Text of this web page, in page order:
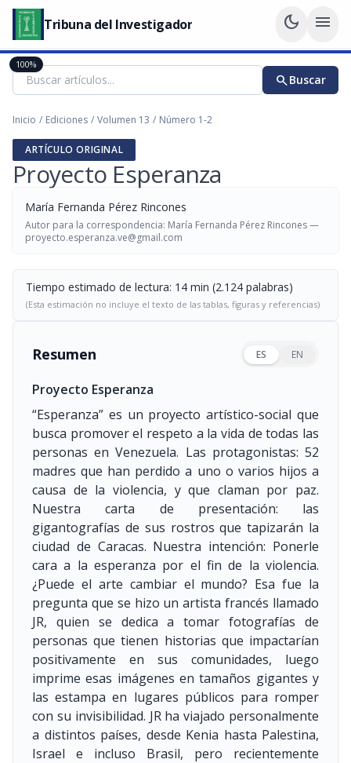
Tribuna del Investigador dark_mode menu
searchBuscar
Inicio / Ediciones / Volumen 13 / Número 1-2
ARTÍCULO ORIGINAL
Proyecto Esperanza
María Fernanda Pérez Rincones
Autor para la correspondencia: María Fernanda Pérez Rincones —
proyecto.esperanza.ve@gmail.com
Tiempo estimado de lectura: 14 min (2.124 palabras)
(Esta estimación no incluye el texto de las tablas, figuras y referencias)
Resumen ES EN
Proyecto Esperanza
“Esperanza” es un proyecto artístico-social que
busca promover el respeto a la vida de todas las
personas en Venezuela. Las protagonistas: 52
madres que han perdido a uno o varios hijos a
causa de la violencia, y que claman por paz.
Nuestra carta de presentación: las
gigantografías de sus rostros que tapizarán la
ciudad de Caracas. Nuestra intención: Ponerle
cara a la esperanza por el fin de la violencia.
¿Puede el arte cambiar el mundo? Esa fue la
pregunta que se hizo un artista francés llamado
JR, quien se dedica a tomar fotografías de
personas que tienen historias que impactarían
positivamente en sus comunidades, luego
imprime esas imágenes en tamaños gigantes y
las estampa en lugares públicos para romper
con su invisibilidad. JR ha viajado personalmente
a distintos países, desde Kenia hasta Palestina,
Israel e incluso Brasil, pero recientemente
100%